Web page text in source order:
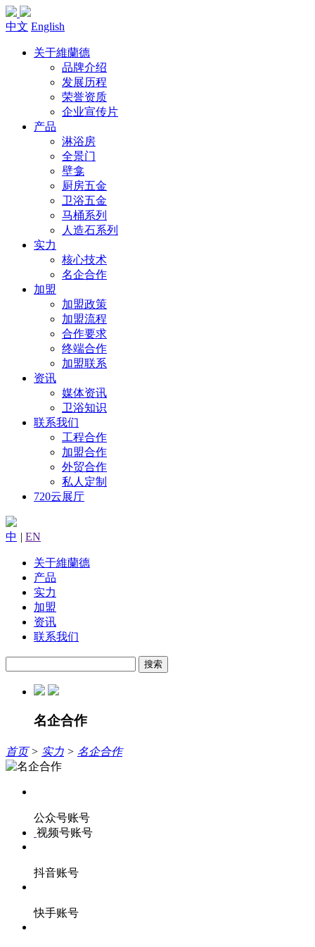
中文 English
关于維蘭德
品牌介绍
发展历程
荣誉资质
企业宣传片
产品
淋浴房
全景门
壁龛
厨房五金
卫浴五金
马桶系列
人造石系列
实力
核心技术
名企合作
加盟
加盟政策
加盟流程
合作要求
终端合作
加盟联系
资讯
媒体资讯
卫浴知识
联系我们
工程合作
加盟合作
外贸合作
私人定制
720云展厅
中 | EN
关于維蘭德
产品
实力
加盟
资讯
联系我们
搜索
名企合作
首页> 实力 > 名企合作
公众号账号
视频号账号
抖音账号
快手账号